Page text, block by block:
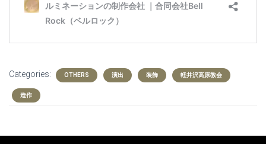
Categories: OTHERS 演出 装飾 軽井沢高原教会
造作